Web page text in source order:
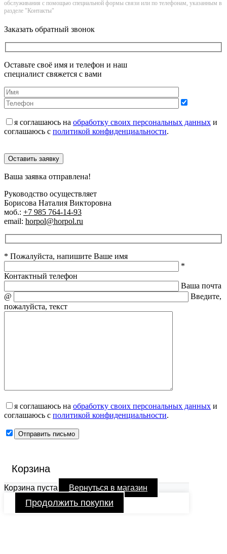
обслуживания с помощью специальной формы связи или по телефонам, указанным в
разделе "Контакты"
Заказать обратный звонок
Оставьте своё имя и телефон и наш
специалист свяжется с вами
я соглашаюсь на обработку своих персональных данных и
соглашаюсь с политикой конфиденциальности.
Оставить заявку
Ваша заявка отправлена!
Руководство осуществляет
Борисова Наталия Викторовна
моб.: +7 985 764-14-93
email: horpol@horpol.ru
* Пожалуйста, напишите Ваше имя
*
Контактный телефон
Ваша почта
@
Введите,
пожалуйста, текст
я соглашаюсь на обработку своих персональных данных и
соглашаюсь с политикой конфиденциальности.
Корзина
Корзина пуста Вернуться в магазин
Продолжить покупки